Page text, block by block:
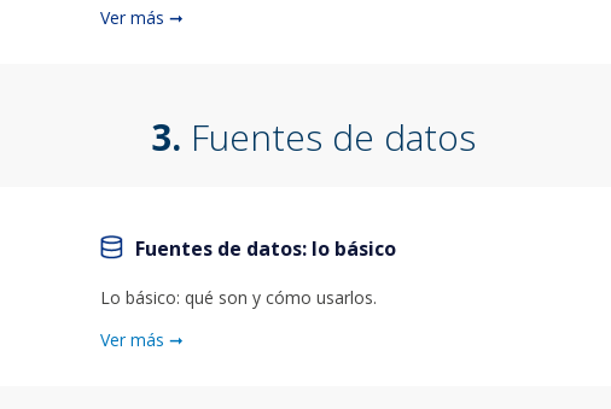
Ver más ➞
3. Fuentes de datos
Fuentes de datos: lo básico
Lo básico: qué son y cómo usarlos.
Ver más ➞